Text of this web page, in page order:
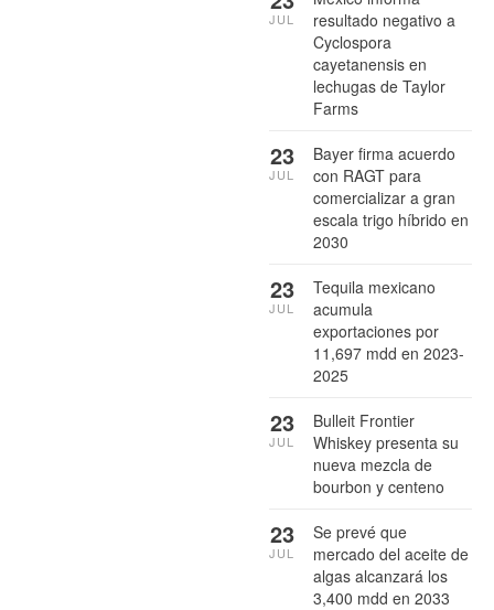
resultado negativo a
Cyclospora
cayetanensis en
lechugas de Taylor
Farms
JUL
Bayer firma acuerdo
con RAGT para
comercializar a gran
escala trigo híbrido en
2030
23
JUL
Tequila mexicano
acumula
exportaciones por
11,697 mdd en 2023-
2025
23
JUL
Bulleit Frontier
Whiskey presenta su
nueva mezcla de
bourbon y centeno
23
JUL
Se prevé que
mercado del aceite de
algas alcanzará los
3,400 mdd en 2033
23
JUL